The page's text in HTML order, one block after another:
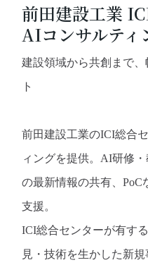
前田建設工業
AIコンサルティ
建設領域から共創まで
ト
前田建設工業のICI総合
ィングを提供。AI研修
の最新情報の共有、
支援。
ICI総合センターが有す
見・技術を生かした新規